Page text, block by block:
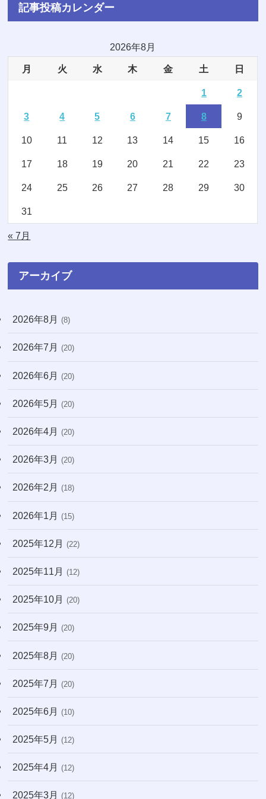
(22)
(1)
(5)
(2)
(11)
(5)
(10)
(3)
(20)
(6)
記事投稿カレンダー
2026年8月
月 火 水 木 金 土 日
1 2
3 4 5 6 7 8 9
10 11 12 13 14 15 16
17 18 19 20 21 22 23
24 25 26 27 28 29 30
31
« 7月
アーカイブ
2026年8月 (8)
2026年7月 (20)
2026年6月 (20)
2026年5月 (20)
2026年4月 (20)
2026年3月 (20)
2026年2月 (18)
2026年1月 (15)
2025年12月 (22)
2025年11月 (12)
2025年10月 (20)
2025年9月 (20)
2025年8月 (20)
2025年7月 (20)
2025年6月 (10)
2025年5月 (12)
2025年4月 (12)
2025年3月 (12)